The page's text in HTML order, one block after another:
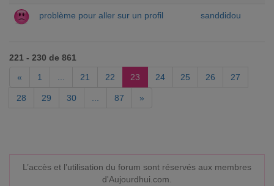
problème pour aller sur un profil sanddidou
221 - 230 de 861
«
1 21 22 23 24 25 26 27
28 29 30 87 »
L’accès et l’utilisation du forum sont réservés aux membres
d'Aujourdhui.com.